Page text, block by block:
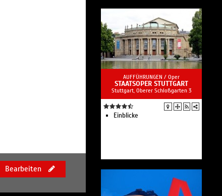
Bearbeiten
Das Werkstatthaus ist eine
transdisziplinäre Plattform für
Kunstproduktion und
Kunstvermittlung mit
Werkstätten in den Bereichen
Bildhauerei, Keramik, Textil,
Malerei, Fotografie, Medien
und Film.
AUFFÜHRUNGEN / Oper
STAATSOPER STUTTGART
Stuttgart, Oberer Schloßgarten 3
Einblicke